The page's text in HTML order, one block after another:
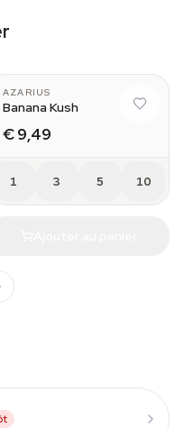
AZARIUS
Banana Kush
€ 9,49
1 3 5 10